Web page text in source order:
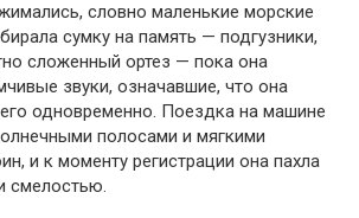
словно маленькие морские
сумку на память — подгузники,
сложенный ортез — пока она
звуки, означавшие, что она
одновременно. Поездка на машине
полосами и мягкими
и к моменту регистрации она пахла
смелостью.